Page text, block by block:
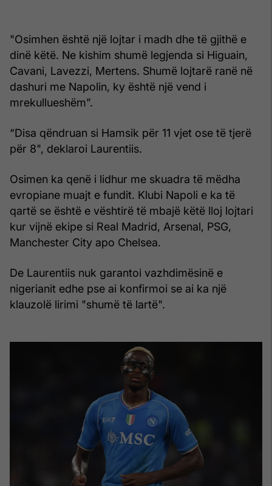
"Osimhen është një lojtar i madh dhe të gjithë e
dinë këtë. Ne kishim shumë legjenda si Higuain,
Cavani, Lavezzi, Mertens. Shumë lojtarë ranë në
dashuri me Napolin, ky është një vend i
mrekullueshëm”.
“Disa qëndruan si Hamsik për 11 vjet ose të tjerë
për 8", deklaroi Laurentiis.
Osimen ka qenë i lidhur me skuadra të mëdha
evropiane muajt e fundit. Klubi Napoli e ka të
qartë se është e vështirë të mbajë këtë lloj lojtari
kur vijnë ekipe si Real Madrid, Arsenal, PSG,
Manchester City apo Chelsea.
De Laurentiis nuk garantoi vazhdimësinë e
nigerianit edhe pse ai konfirmoi se ai ka një
klauzolë lirimi "shumë të lartë".